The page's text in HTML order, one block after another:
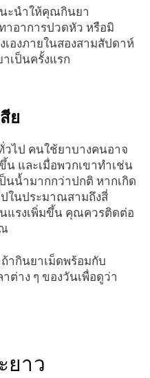
ะนำให้คุณกินยา
าอาการปวดหัว หรือมิ
องภายในสองสามสัปดาห์
เป็นครั้งแรก
ย
วไป คนใช้ยาบางคนอาจ
และเมื่อพวกเขาทำเช่น
นน้ำมากกว่าปกติ หากเกิด
ในประมาณสามถึงสี่
แรงเพิ่มขึ้น คุณควรติดต่อ
ากินยาเม็ดพร้อมกับ
ต่าง ๆ ของวันเพื่อดูว่า
ยาว